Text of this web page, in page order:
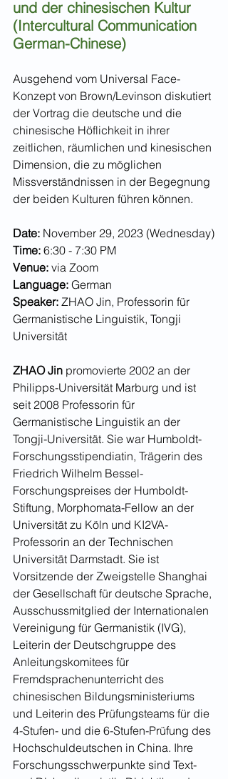
und der chinesischen Kultur
(Intercultural Communication
German-Chinese)
Ausgehend vom Universal Face-
Konzept von Brown/Levinson diskutiert
der Vortrag die deutsche und die
chinesische Höflichkeit in ihrer
zeitlichen, räumlichen und kinesischen
Dimension, die zu möglichen
Missverständnissen in der Begegnung
der beiden Kulturen führen können.
Date: November 29, 2023 (Wednesday)
Time: 6:30 - 7:30 PM
Venue: via Zoom
Language: German
Speaker: ZHAO Jin, Professorin für
Germanistische Linguistik, Tongji
Universität
ZHAO Jin promovierte 2002 an der
Philipps-Universität Marburg und ist
seit 2008 Professorin für
Germanistische Linguistik an der
Tongji-Universität. Sie war Humboldt-
Forschungsstipendiatin, Trägerin des
Friedrich Wilhelm Bessel-
Forschungspreises der Humboldt-
Stiftung, Morphomata-Fellow an der
Universität zu Köln und KI2VA-
Professorin an der Technischen
Universität Darmstadt. Sie ist
Vorsitzende der Zweigstelle Shanghai
der Gesellschaft für deutsche Sprache,
Ausschussmitglied der Internationalen
Vereinigung für Germanistik (IVG),
Leiterin der Deutschgruppe des
Anleitungskomitees für
Fremdsprachenunterricht des
chinesischen Bildungsministeriums
und Leiterin des Prüfungsteams für die
4-Stufen- und die 6-Stufen-Prüfung des
Hochschuldeutschen in China. Ihre
Forschungsschwerpunkte sind Text-